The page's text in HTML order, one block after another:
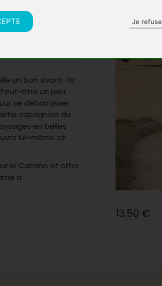
Je refuse
un bon vivant : la
être un peu
se débarrasser
espagnole du
en belles
lui-même et
le Camino et offre
à
13,50 €